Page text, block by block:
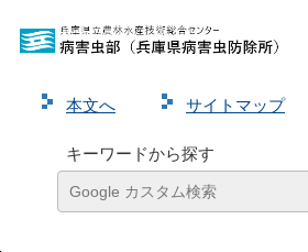
本⽂へ サイトマップ
キーワードから探す
令和４年度病害虫発生予察注
ムシ類について）を発表しました
ページ ズーム